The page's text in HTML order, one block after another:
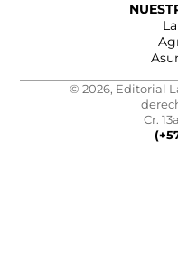
© 2026, Editorial
Cr.